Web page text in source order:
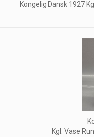
Kongelig Dansk 1927
Kgl. Vase